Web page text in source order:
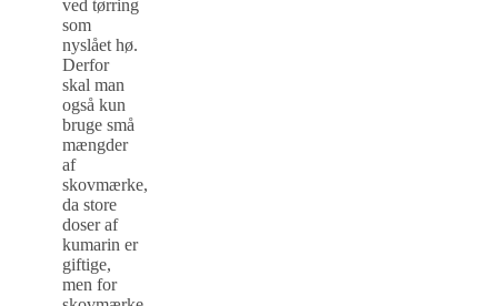
ved tørring
som
nyslået hø.
Derfor
skal man
også kun
bruge små
mængder
af
skovmærke,
da store
doser af
kumarin er
giftige,
men for